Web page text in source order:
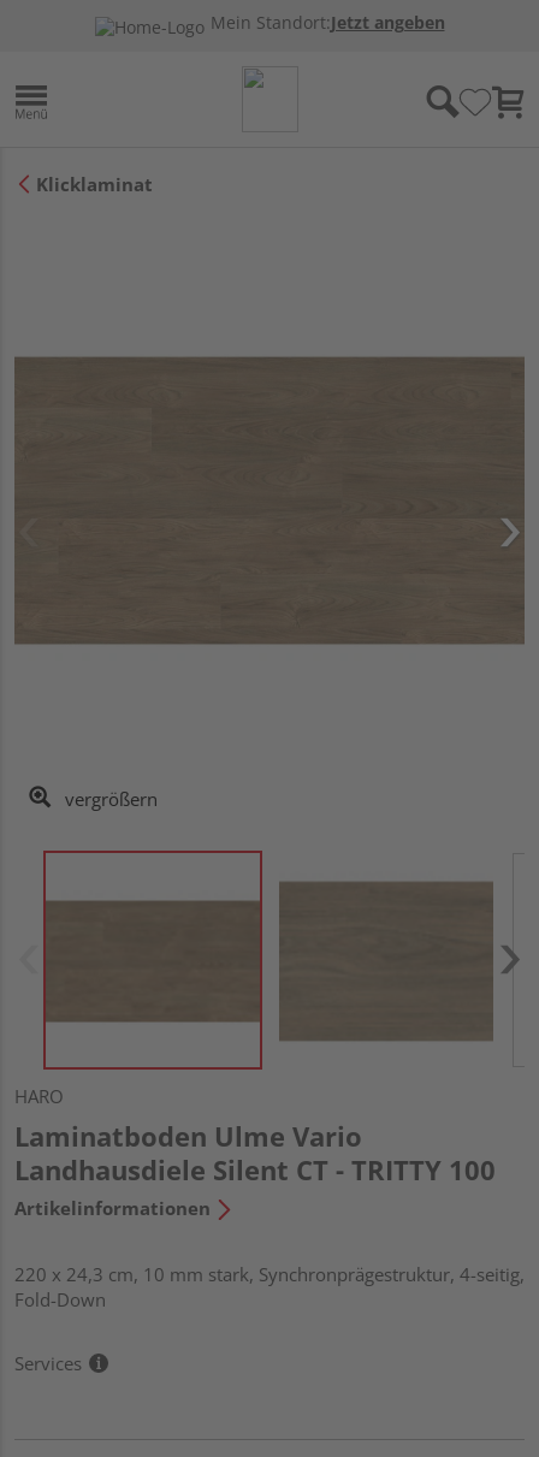
Mein Standort:Jetzt angeben
Klicklaminat
vergrößern
HARO
Laminatboden Ulme Vario
Landhausdiele Silent CT - TRITTY 100
Artikelinformationen
220 x 24,3 cm, 10 mm stark, Synchronprägestruktur, 4-seitig,
Fold-Down
Services